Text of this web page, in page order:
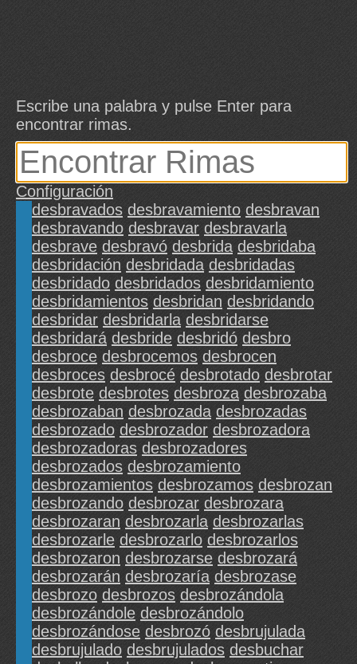
Escribe una palabra y pulse Enter para
encontrar rimas.
Configuración
desbravados desbravamiento desbravan
desbravando desbravar desbravarla
desbrave desbravó desbrida desbridaba
desbridación desbridada desbridadas
desbridado desbridados desbridamiento
desbridamientos desbridan desbridando
desbridar desbridarla desbridarse
desbridará desbride desbridó desbro
desbroce desbrocemos desbrocen
desbroces desbrocé desbrotado desbrotar
desbrote desbrotes desbroza desbrozaba
desbrozaban desbrozada desbrozadas
desbrozado desbrozador desbrozadora
desbrozadoras desbrozadores
desbrozados desbrozamiento
desbrozamientos desbrozamos desbrozan
desbrozando desbrozar desbrozara
desbrozaran desbrozarla desbrozarlas
desbrozarle desbrozarlo desbrozarlos
desbrozaron desbrozarse desbrozará
desbrozarán desbrozaría desbrozase
desbrozo desbrozos desbrozándola
desbrozándole desbrozándolo
desbrozándose desbrozó desbrujulada
desbrujulado desbrujulados desbuchar